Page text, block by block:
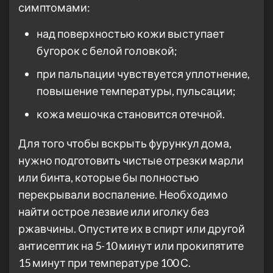
симптомами:
над поверхностью кожи выступает
бугорок с белой головкой;
при пальпации чувствуется уплотнение,
повышение температуры, пульсации;
кожа мешочка становится отечной.
Для того чтобы вскрыть фурункул дома,
нужно подготовить чистые отрезки марли
или бинта, которые бы полностью
перекрывали воспаление. Необходимо
найти острое лезвие или иголку без
ржавчины. Опустите их в спирт или другой
антисептик на 5-10 минут или прокипятите
15 минут при температуре 100 С.